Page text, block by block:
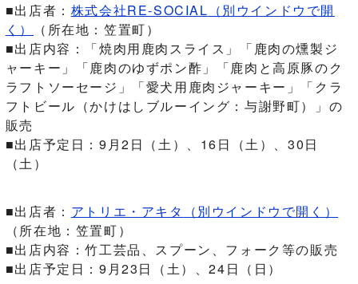
■出店者： 株式会社RE-SOCIAL （別ウインドウで開
く）
（所在地：笠置町）
■出店内容：「焼肉用鹿肉スライス」「鹿肉の燻製ジ
ャーキー」「鹿肉のゆずポン酢」「鹿肉と高原豚のク
ラフトソーセージ」「愛犬用鹿肉ジャーキー」「クラ
フトビール（かけはしブルーイング：与謝野町）」の
販売
■出店予定日：9月2日（土）、16日（土）、30日
（土）
■出店者： アトリエ・アキタ
（別ウインドウで開く）
（所在地：笠置町）
■出店内容：竹工芸品、スプーン、フォーク等の販売
■出店予定日：9月23日（土）、24日（日）